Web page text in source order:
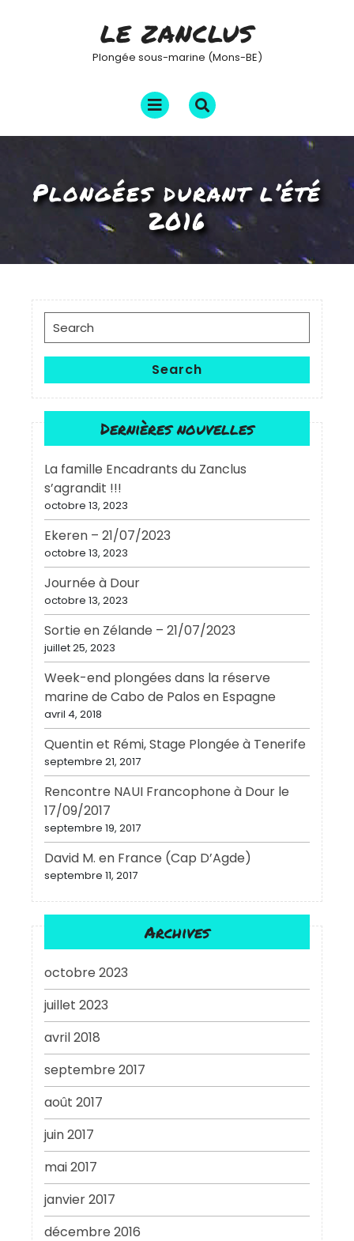
LE ZANCLUS
Plongée sous-marine (Mons-BE)
Open
Menu
Plongées durant l’été
2016
Search
for:
Search
Dernières nouvelles
La famille Encadrants du Zanclus
s’agrandit !!!
octobre 13, 2023
Ekeren – 21/07/2023
octobre 13, 2023
Journée à Dour
octobre 13, 2023
Sortie en Zélande – 21/07/2023
juillet 25, 2023
Week-end plongées dans la réserve
marine de Cabo de Palos en Espagne
avril 4, 2018
Quentin et Rémi, Stage Plongée à Tenerife
septembre 21, 2017
Rencontre NAUI Francophone à Dour le
17/09/2017
septembre 19, 2017
David M. en France (Cap D’Agde)
septembre 11, 2017
Archives
octobre 2023
juillet 2023
avril 2018
septembre 2017
août 2017
juin 2017
mai 2017
janvier 2017
décembre 2016